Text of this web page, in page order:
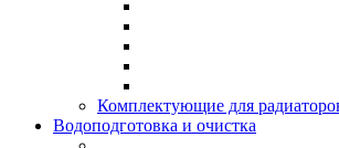
Комплектующие для
Водоподготовка и очистка